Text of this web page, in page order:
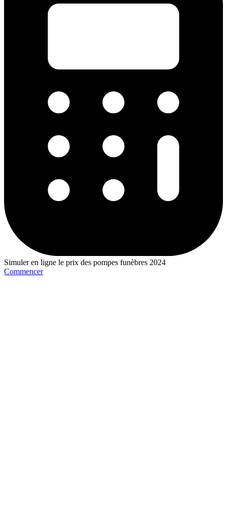
Simuler en ligne le prix des pompes funèbres 2024
Commencer